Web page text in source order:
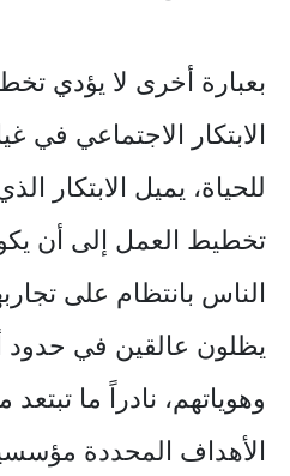
بعبارة أخرى لا يؤدي
الابتكار الاجتماعي في
للحياة، يميل الابتكار
تخطيط العمل إلى أن
الناس بانتظام على
يظلون عالقين في حدود
وهوياتهم، نادراً ما
الأهداف المحددة